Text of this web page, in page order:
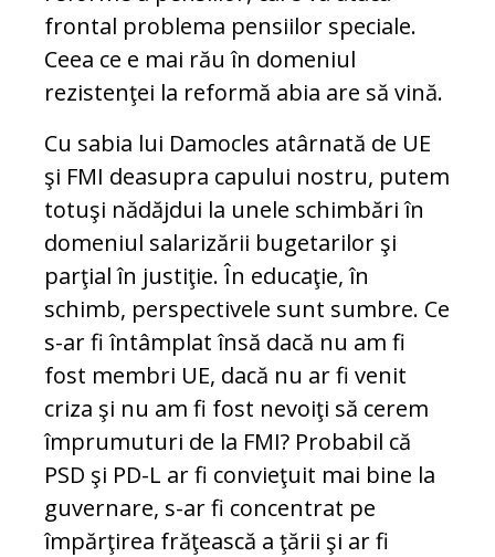
frontal problema pensiilor speciale.
Ceea ce e mai rău în domeniul
rezistenţei la reformă abia are să vină.
Cu sabia lui Damocles atârnată de UE
şi FMI deasupra capului nostru, putem
totuşi nădăjdui la unele schimbări în
domeniul salarizării bugetarilor şi
parţial în justiţie. În educaţie, în
schimb, perspectivele sunt sumbre. Ce
s-ar fi întâmplat însă dacă nu am fi
fost membri UE, dacă nu ar fi venit
criza şi nu am fi fost nevoiţi să cerem
împrumuturi de la FMI? Probabil că
PSD şi PD-L ar fi convieţuit mai bine la
guvernare, s-ar fi concentrat pe
împărţirea frăţească a ţării şi ar fi